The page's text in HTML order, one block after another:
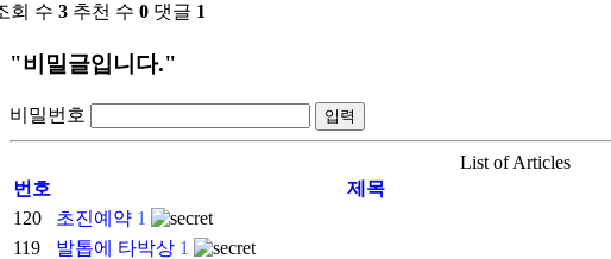
회 수 3 추천 수 0 댓글 1
"비밀글입니다."
비밀번호
List of Articles
번호
제목
120
초진예약 1
119
발톱에 타박상 1